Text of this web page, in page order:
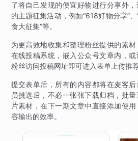
了将自己发现的便宜好物进行分享外
的主题征集活动，例如“618好物分享”
食大征集”等。
为更高效地收集和整理粉丝提供的素
在线投稿系统，嵌入公众号文章内，或
粉丝访问投稿网址即可进入表单上传推荐
提交表单后，所有的内容都将在麦客
员挑选后，不必一张张下载归档，批
片素材，在下一期文章中直接添加使
容输出的效率。